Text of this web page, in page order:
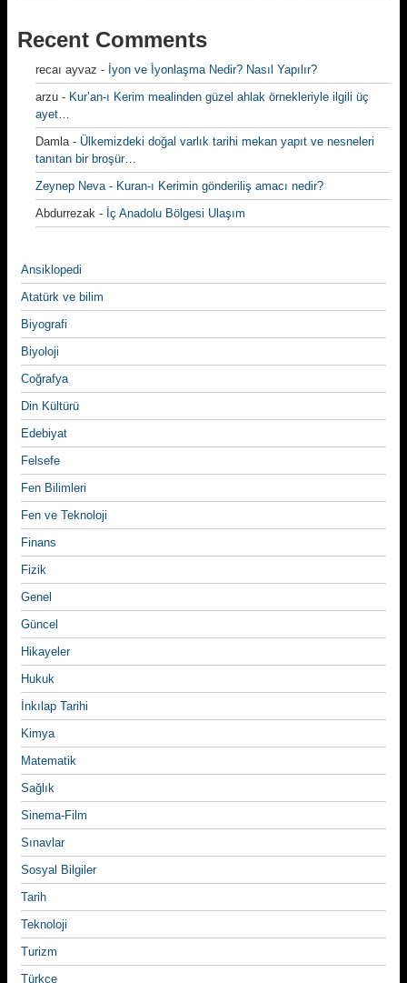
Recent Comments
recaı ayvaz - İyon ve İyonlaşma Nedir? Nasıl Yapılır?
arzu - Kur’an-ı Kerim mealinden güzel ahlak örnekleriyle ilgili üç
ayet…
Damla- Ülkemizdeki doğal varlık tarihi mekan yapıt ve nesneleri
tanıtan bir broşür…
Zeynep Neva- Kuran-ı Kerimin gönderiliş amacı nedir?
Abdurrezak - İç Anadolu Bölgesi Ulaşım
Ansiklopedi
Atatürk ve bilim
Biyografi
Biyoloji
Coğrafya
Din Kültürü
Edebiyat
Felsefe
Fen Bilimleri
Fen ve Teknoloji
Finans
Fizik
Genel
Güncel
Hikayeler
Hukuk
İnkılap Tarihi
Kimya
Matematik
Sağlık
Sinema-Film
Sınavlar
Sosyal Bilgiler
Tarih
Teknoloji
Turizm
Türkçe